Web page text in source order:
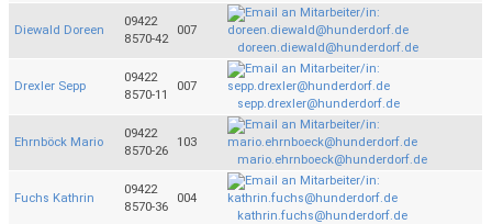
Diewald Doreen
09422
8570-42
007
doreen.diewald@hunderdorf.de
Drexler Sepp
09422
8570-11
007
sepp.drexler@hunderdorf.de
Ehrnböck Mario
09422
8570-26
103
mario.ehrnboeck@hunderdorf.de
Fuchs Kathrin
09422
8570-36
004
kathrin.fuchs@hunderdorf.de